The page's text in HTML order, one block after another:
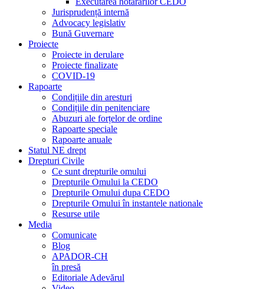
Jurisprudență internă
Advocacy legislativ
Bună Guvernare
Proiecte
Proiecte in derulare
Proiecte finalizate
COVID-19
Rapoarte
Condițiile din aresturi
Condițiile din penitenciare
Abuzuri ale forțelor de ordine
Rapoarte speciale
Rapoarte anuale
Statul NE drept
Drepturi Civile
Ce sunt drepturile omului
Drepturile Omului la CEDO
Drepturile Omului dupa CEDO
Drepturile Omului în instantele nationale
Resurse utile
Media
Comunicate
Blog
APADOR-CH
în presă
Editoriale Adevărul